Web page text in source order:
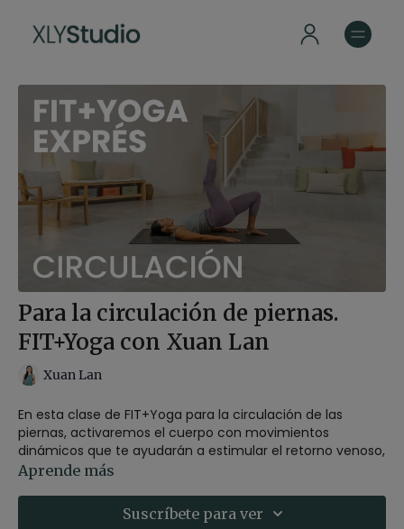
Para la circulación de piernas.
FIT+Yoga con Xuan Lan
Xuan Lan
En esta clase de FIT+Yoga para la circulación de las
piernas, activaremos el cuerpo con movimientos
dinámicos que te ayudarán a estimular el retorno venoso,
liberar la sensación de pesadez y reactivar la energía en
A través de una combinación de ejercicios de fuerza,
Aprende más
Suscríbete para ver